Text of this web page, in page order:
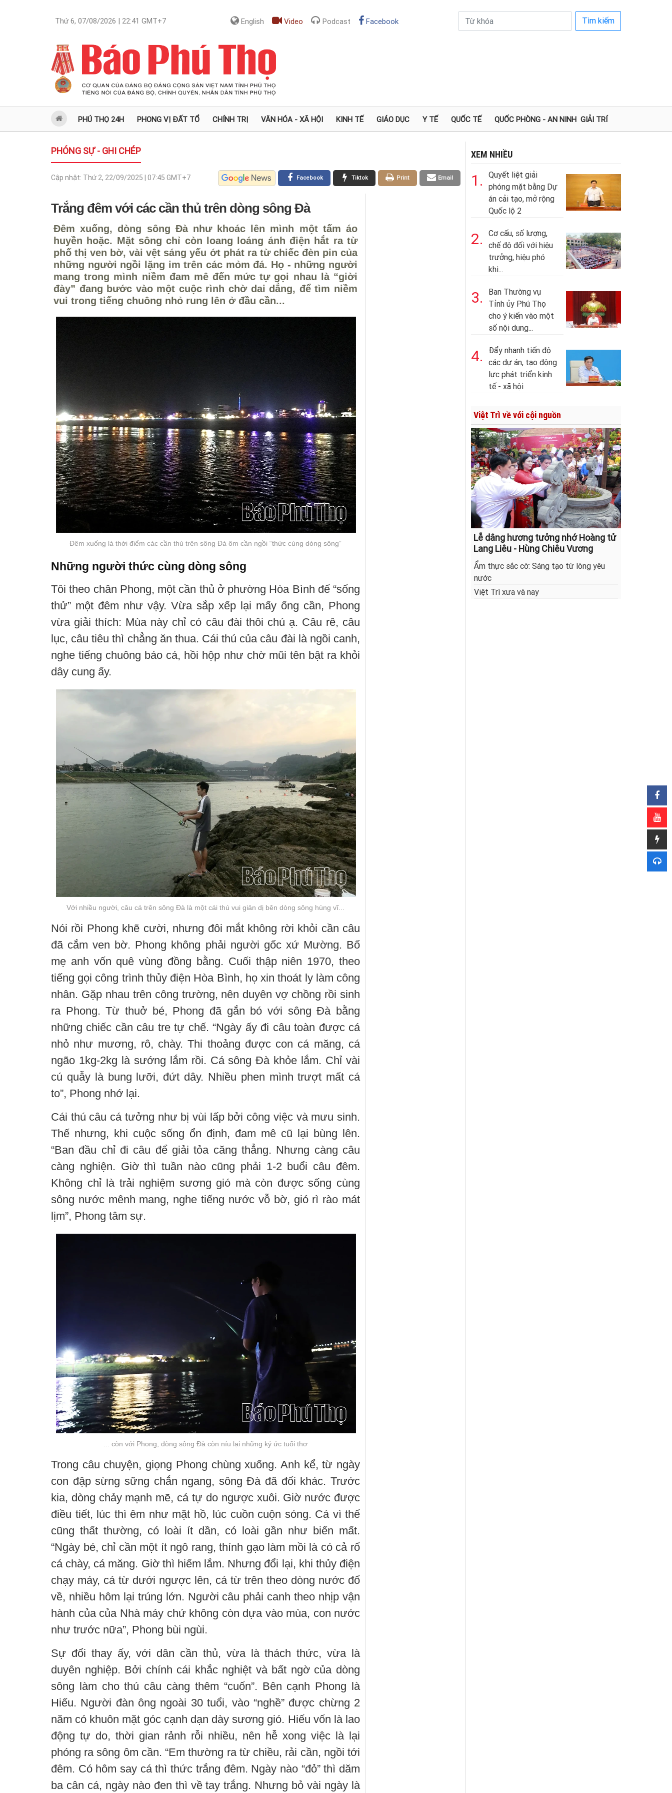
Thứ 6, 07/08/2026 | 22:41 GMT+7 English Video Podcast Facebook Tìm kiếm
PHÚ THỌ 24H PHONG VỊ ĐẤT TỔ CHÍNH TRỊ VĂN HÓA - XÃ HỘI KINH TẾ GIÁO DỤC Y TẾ QUỐC TẾ QUỐC PHÒNG - AN NINH GIẢI TRÍ
PHÓNG SỰ - GHI CHÉP
Cập nhật: Thứ 2, 22/09/2025 | 07:45 GMT+7 Email
Print
Tiktok
Facebook
Trắng đêm với các cần thủ trên dòng sông Đà
Đêm xuống, dòng sông Đà như khoác lên mình một tấm áo
huyền hoặc. Mặt sông chỉ còn loang loáng ánh điện hắt ra từ
phố thị ven bờ, vài vệt sáng yếu ớt phát ra từ chiếc đèn pin của
những người ngồi lặng im trên các mỏm đá. Họ - những người
mang trong mình niềm đam mê đến mức tự gọi nhau là “giời
đày” đang bước vào một cuộc rình chờ dai dẳng, để tìm niềm
vui trong tiếng chuông nhỏ rung lên ở đầu cần...
Đêm xuống là thời điểm các cần thủ trên sông Đà ôm cần ngồi “thức cùng dòng sông”
Những người thức cùng dòng sông
Tôi theo chân Phong, một cần thủ ở phường Hòa Bình để “sống
thử” một đêm như vậy. Vừa sắp xếp lại mấy ống cần, Phong
vừa giải thích: Mùa này chỉ có câu đài thôi chú ạ. Câu rê, câu
lục, câu tiêu thì chẳng ăn thua. Cái thú của câu đài là ngồi canh,
nghe tiếng chuông báo cá, hồi hộp như chờ mũi tên bật ra khỏi
dây cung ấy.
Với nhiều người, câu cá trên sông Đà là một cái thú vui giản dị bên dòng sông hùng vĩ...
Nói rồi Phong khẽ cười, nhưng đôi mắt không rời khỏi cần câu
đã cắm ven bờ. Phong không phải người gốc xứ Mường. Bố
mẹ anh vốn quê vùng đồng bằng. Cuối thập niên 1970, theo
tiếng gọi công trình thủy điện Hòa Bình, họ xin thoát ly làm công
nhân. Gặp nhau trên công trường, nên duyên vợ chồng rồi sinh
ra Phong. Từ thuở bé, Phong đã gắn bó với sông Đà bằng
những chiếc cần câu tre tự chế. “Ngày ấy đi câu toàn được cá
nhỏ như mương, rô, chày. Thi thoảng được con cá măng, cá
ngão 1kg-2kg là sướng lắm rồi. Cá sông Đà khỏe lắm. Chỉ vài
cú quẫy là bung lưỡi, đứt dây. Nhiều phen mình trượt mất cá
to”, Phong nhớ lại.
Cái thú câu cá tưởng như bị vùi lấp bởi công việc và mưu sinh.
Thế nhưng, khi cuộc sống ổn định, đam mê cũ lại bùng lên.
“Ban đầu chỉ đi câu để giải tỏa căng thẳng. Nhưng càng câu
càng nghiện. Giờ thì tuần nào cũng phải 1-2 buổi câu đêm.
Không chỉ là trải nghiệm sương gió mà còn được sống cùng
sông nước mênh mang, nghe tiếng nước vỗ bờ, gió rì rào mát
lịm”, Phong tâm sự.
... còn với Phong, dòng sông Đà còn níu lại những ký ức tuổi thơ
Trong câu chuyện, giọng Phong chùng xuống. Anh kể, từ ngày
con đập sừng sững chắn ngang, sông Đà đã đổi khác. Trước
kia, dòng chảy mạnh mẽ, cá tự do ngược xuôi. Giờ nước được
điều tiết, lúc thì êm như mặt hồ, lúc cuồn cuộn sóng. Cá vì thế
cũng thất thường, có loài ít dần, có loài gần như biến mất.
“Ngày bé, chỉ cần một ít ngô rang, thính gạo làm mồi là có cả rổ
cá chày, cá măng. Giờ thì hiếm lắm. Nhưng đổi lại, khi thủy điện
chạy máy, cá từ dưới ngược lên, cá từ trên theo dòng nước đổ
về, nhiều hôm lại trúng lớn. Người câu phải canh theo nhịp vận
hành của của Nhà máy chứ không còn dựa vào mùa, con nước
như trước nữa”, Phong bùi ngùi.
Sự đổi thay ấy, với dân cần thủ, vừa là thách thức, vừa là
duyên nghiệp. Bởi chính cái khắc nghiệt và bất ngờ của dòng
sông làm cho thú câu càng thêm “cuốn”. Bên cạnh Phong là
Hiếu. Người đàn ông ngoài 30 tuổi, vào “nghề” được chừng 2
năm có khuôn mặt góc cạnh dạn dày sương gió. Hiếu vốn là lao
động tự do, thời gian rảnh rỗi nhiều, nên hễ xong việc là lại
phóng ra sông ôm cần. “Em thường ra từ chiều, rải cần, ngồi tới
đêm. Có hôm say cá thì thức trắng đêm. Ngày nào “đỏ” thì dăm
ba cân cá, ngày nào đen thì về tay trắng. Nhưng bỏ vài ngày là
XEM NHIỀU
1.
Quyết liệt giải
phóng mặt bằng Dự
án cải tạo, mở rộng
Quốc lộ 2
2.
Cơ cấu, số lượng,
chế độ đối với hiệu
trưởng, hiệu phó
khi...
3.
Ban Thường vụ
Tỉnh ủy Phú Thọ
cho ý kiến vào một
số nội dung...
4.
Đẩy nhanh tiến độ
các dự án, tạo động
lực phát triển kinh
tế - xã hội
Việt Trì về với cội nguồn
Lễ dâng hương tưởng nhớ Hoàng tử
Lang Liêu - Hùng Chiêu Vương
Ẩm thực sắc cờ: Sáng tạo từ lòng yêu
nước
Việt Trì xưa và nay